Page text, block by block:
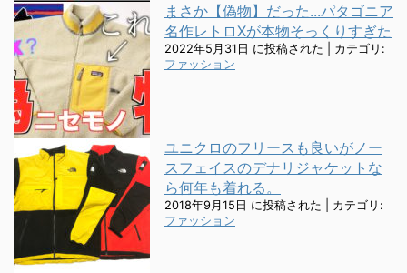
まさか【偽物】だった...パタゴニア
名作レトロXが本物そっくりすぎた
2022年5月31日 に投稿された
カテゴリ:
ファッション
ユニクロのフリースも良いがノー
スフェイスのデナリジャケットな
ら何年も着れる。
2018年9月15日 に投稿された
カテゴリ:
ファッション